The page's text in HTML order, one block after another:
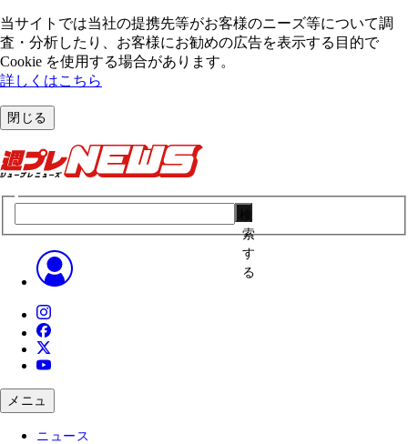
当サイトでは当社の提携先等がお客様のニーズ等について調
査・分析したり、お客様にお勧めの広告を表⽰する⽬的で
Cookie を使⽤する場合があります。
詳しくはこちら
閉じる
索
す
る
メニュ
ニュース